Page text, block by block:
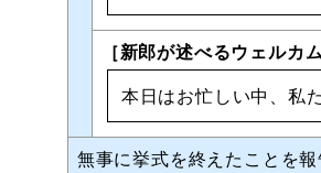
［新郎が述べるウェルカ
本日はお忙しい中、私
無事に挙式を終えたことを